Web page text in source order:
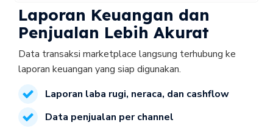
Laporan Keuangan dan
Penjualan Lebih Akurat
Data transaksi marketplace langsung terhubung ke
Laporan laba rugi, neraca, dan cashflow
Data penjualan per channel